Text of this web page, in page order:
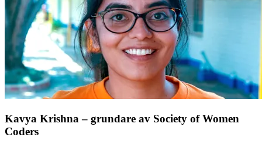
Kavya Krishna – grundare av Society of Women
Coders